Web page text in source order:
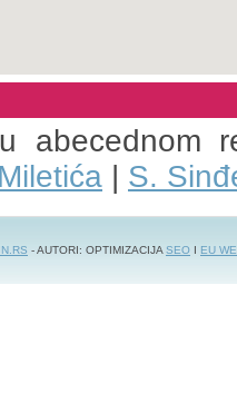
abecednom
| S.
- AUTORI: OPTIMIZACIJASEO I EU